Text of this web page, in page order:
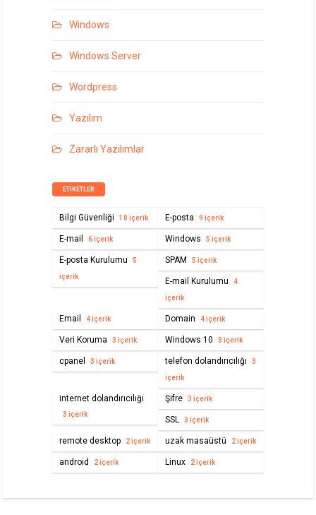
Windows
Windows Server
Wordpress
Yazılım
Zararlı Yazılımlar
ETIKETLER
Bilgi Güvenliği 10 içerik E-posta 9 içerik
E-mail 6 içerik Windows 5 içerik
E-posta Kurulumu 5
içerik
SPAM 5 içerik
E-mail Kurulumu 4
içerik
Email 4 içerik Domain 4 içerik
Veri Koruma 3 içerik Windows 10 3 içerik
cpanel 3 içerik telefon dolandırıcılığı 3
içerik
internet dolandırıcılığı
3 içerik
Şifre 3 içerik
SSL 3 içerik
remote desktop 2 içerik uzak masaüstü 2 içerik
android 2 içerik Linux 2 içerik